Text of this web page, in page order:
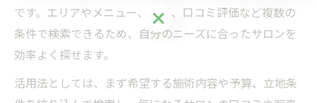
です。エリアやメニュー、価格、口コミ評価など複数の
条件で検索できるため、自分のニーズに合ったサロンを
効率よく探せます。
活用法としては、まず希望する施術内容や予算、立地条
ご予約はこちら